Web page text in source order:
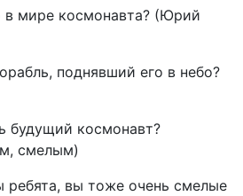
в мире космонавта? (Юрий
поднявший его в небо?
будущий космонавт?
смелым)
вы тоже очень смелые